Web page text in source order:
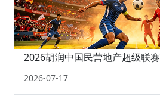
2026胡润中国民营地产超级联赛
2026-07-17